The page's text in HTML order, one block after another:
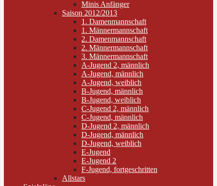
Minis Anfänger
Saison 2012/2013
1. Damenmannschaft
1. Männermannschaft
2. Damenmannschaft
2. Männermannschaft
3. Männermannschaft
A-Jugend 2, männlich
A-Jugend, männlich
A-Jugend, weiblich
B-Jugend, männlich
B-Jugend, weiblich
C-Jugend 2, männlich
C-Jugend, männlich
D-Jugend 2, männlich
D-Jugend, männlich
D-Jugend, weiblich
E-Jugend
E-Jugend 2
F-Jugend, fortgeschritten
Allstars